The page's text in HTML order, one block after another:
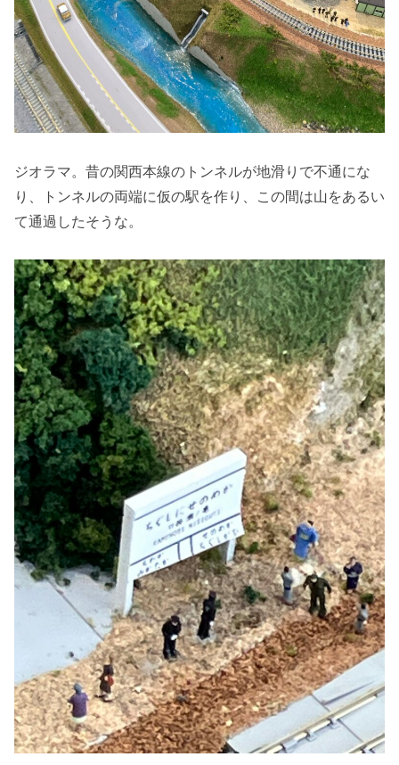
ジオラマ。昔の関西本線のトンネルが地滑りで不通にな
り、トンネルの両端に仮の駅を作り、この間は山をあるい
て通過したそうな。